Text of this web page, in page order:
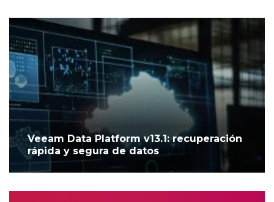
Veeam Data Platform v13.1: recuperación
rápida y segura de datos